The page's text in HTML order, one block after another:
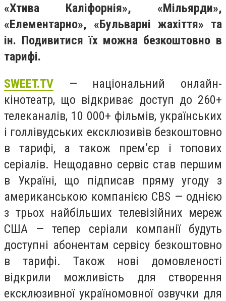
«Хтива Каліфорнія», «Мільярди»,
«Елементарно», «Бульварні жахіття» та
ін. Подивитися їх можна безкоштовно в
тарифі.
SWEET.TV — національний онлайн-
кінотеатр, що відкриває доступ до 260+
телеканалів, 10 000+ фільмів, українських
і голлівудських ексклюзивів безкоштовно
в тарифі, а також прем’єр і топових
серіалів. Нещодавно сервіс став першим
в Україні, що підписав пряму угоду з
американською компанією CBS — однією
з трьох найбільших телевізійних мереж
США — тепер серіали компанії будуть
доступні абонентам сервісу безкоштовно
в тарифі. Також нові домовленості
відкрили можливість для створення
ексклюзивної україномовної озвучки для